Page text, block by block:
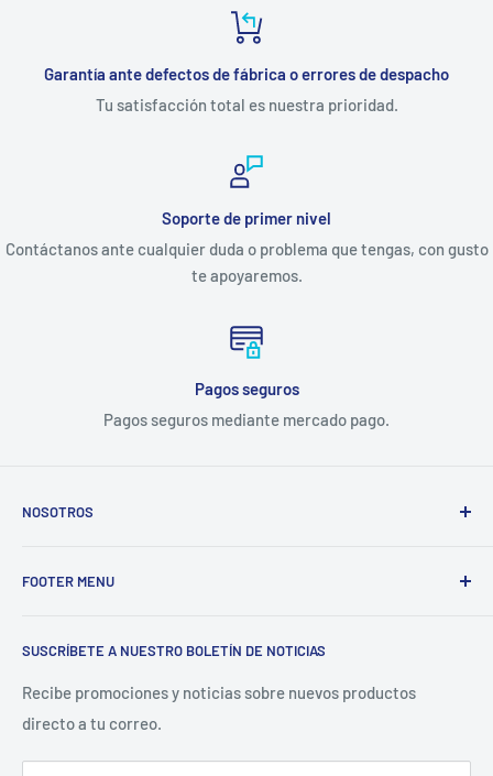
Garantía ante defectos de fábrica o errores de despacho
Tu satisfacción total es nuestra prioridad.
Soporte de primer nivel
Contáctanos ante cualquier duda o problema que tengas, con gusto
te apoyaremos.
Pagos seguros
Pagos seguros mediante mercado pago.
NOSOTROS
de ofrecer refacciones para aparatos electrodomésticos y
restaurantera e industrial.
FOOTER MENU
Catálogo
La Empresa
Contacto
Sucursales
SUSCRÍBETE A NUESTRO BOLETÍN DE NOTICIAS
Recibe promociones y noticias sobre nuevos productos
directo a tu correo.